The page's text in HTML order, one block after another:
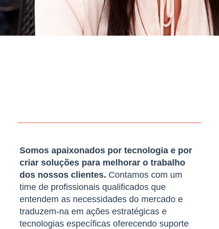
Somos apaixonados por tecnologia e por
criar soluções para melhorar o trabalho
dos nossos clientes. Contamos com um
time de profissionais qualificados que
entendem as necessidades do mercado e
traduzem-na em ações estratégicas e
tecnologias específicas oferecendo suporte